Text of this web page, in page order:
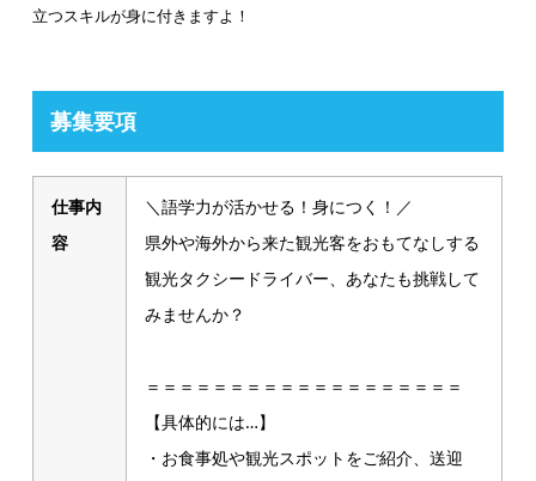
立つスキルが身に付きますよ！
募集要項
仕事内
容
＼語学力が活かせる！身につく！／
県外や海外から来た観光客をおもてなしする
観光タクシードライバー、あなたも挑戦して
みませんか？
＝＝＝＝＝＝＝＝＝＝＝＝＝＝＝＝＝＝＝
【具体的には…】
・お食事処や観光スポットをご紹介、送迎